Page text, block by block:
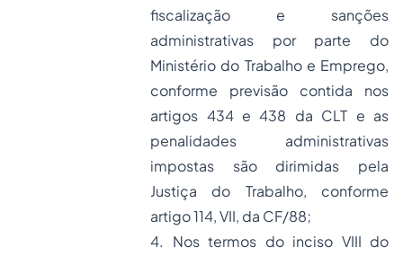
fiscalização e sanções
administrativas por parte do
Ministério do Trabalho e Emprego,
conforme previsão contida nos
artigos 434 e 438 da CLT e as
penalidades administrativas
impostas são dirimidas pela
Justiça do Trabalho, conforme
artigo 114, VII, da CF/88;
4. Nos termos do inciso VIII do